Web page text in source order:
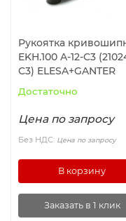
Рукоятка
EKH.100 A-12-C3
C3) ELESA+GANTER
Достаточно
Цена по запросу
Без НДС: Цена по запросу
В корзину
Заказать в 1 клик